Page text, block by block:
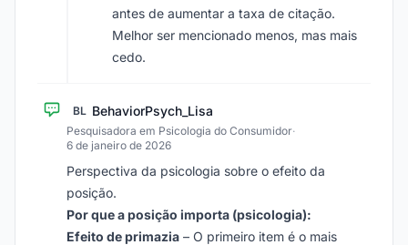
antes de aumentar a taxa de citação.
Melhor ser mencionado menos, mas mais
cedo.
BL BehaviorPsych_Lisa
Pesquisadora em Psicologia do Consumidor·
6 de janeiro de 2026
Perspectiva da psicologia sobre o efeito da
posição.
Por que a posição importa (psicologia):
Efeito de primazia – O primeiro item é o mais